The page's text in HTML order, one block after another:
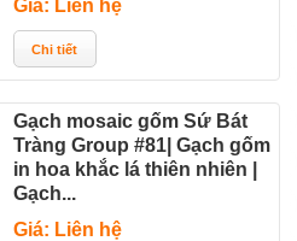
Giá: Liên hệ
Gạch mosaic gốm Sứ Bát
Tràng Group #81| Gạch gốm
in hoa khắc lá thiên nhiên |
Gạch...
Giá: Liên hệ